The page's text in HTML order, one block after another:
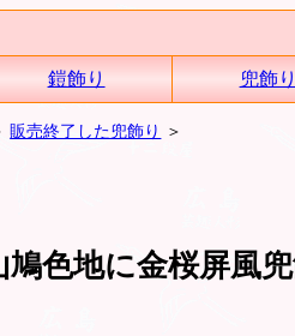
鎧飾り 兜飾り
販売終了した兜飾り ＞
色地に金桜屏風